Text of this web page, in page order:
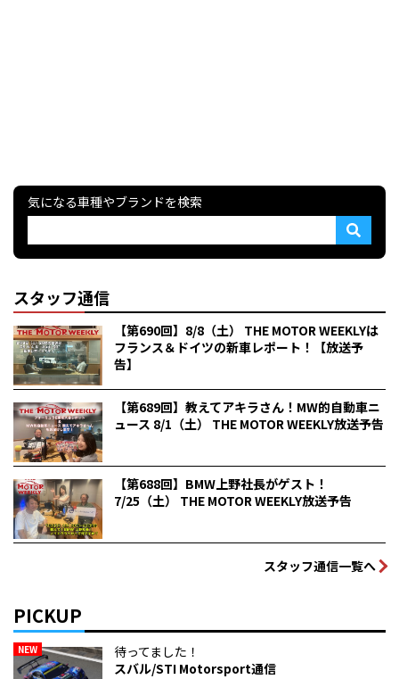
気になる車種やブランドを検索
スタッフ通信
【第690回】8/8（土） THE MOTOR WEEKLYは
フランス＆ドイツの新車レポート！【放送予
告】
【第689回】教えてアキラさん！MW的自動車ニ
ュース 8/1（土） THE MOTOR WEEKLY放送予告
【第688回】BMW上野社長がゲスト！
7/25（土） THE MOTOR WEEKLY放送予告
スタッフ通信一覧へ
PICKUP
NEW
待ってました！
スバル/STI Motorsport通信